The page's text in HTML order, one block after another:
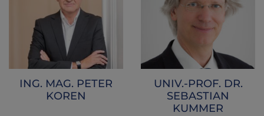
ING. MAG. PETER
KOREN
UNIV.-PROF. DR.
SEBASTIAN
KUMMER